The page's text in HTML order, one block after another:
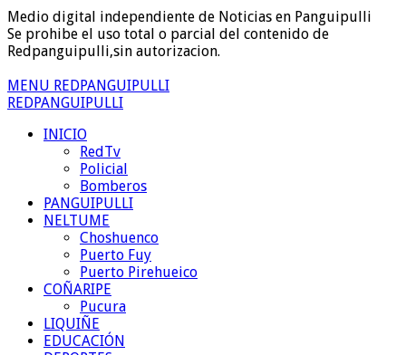
Medio digital independiente de Noticias en Panguipulli
Se prohibe el uso total o parcial del contenido de
Redpanguipulli,sin autorizacion.
MENU REDPANGUIPULLI
REDPANGUIPULLI
INICIO
RedTv
Policial
Bomberos
PANGUIPULLI
NELTUME
Choshuenco
Puerto Fuy
Puerto Pirehueico
COÑARIPE
Pucura
LIQUIÑE
EDUCACIÓN